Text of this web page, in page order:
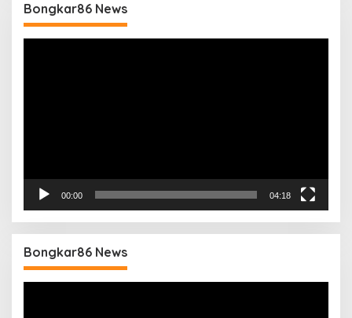
Bongkar86 News
00:00 04:18
Bongkar86 News